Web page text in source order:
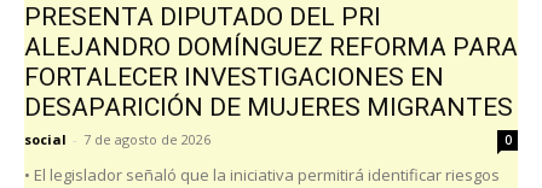
PRESENTA DIPUTADO DEL PRI
ALEJANDRO DOMÍNGUEZ REFORMA PARA
FORTALECER INVESTIGACIONES EN
DESAPARICIÓN DE MUJERES MIGRANTES
social - 7 de agosto de 2026 0
• El legislador señaló que la iniciativa permitirá identificar riesgos